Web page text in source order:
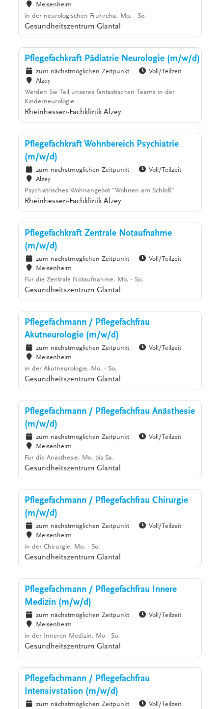
Meisenheim
in der neurologischen Frühreha. Mo. - So.
Gesundheitszentrum Glantal
Pflegefachkraft Pädiatrie Neurologie (m/w/d)
zum nächstmöglichen Zeitpunkt
Voll/Teilzeit
Alzey
Werden Sie Teil unseres fantastischen Teams in der
Kinderneurologie
Rheinhessen-Fachklinik Alzey
Pflegefachkraft Wohnbereich Psychiatrie
(m/w/d)
zum nächstmöglichen Zeitpunkt
Voll/Teilzeit
Alzey
Psychiatrisches Wohnangebot "Wohnen am Schloß"
Rheinhessen-Fachklinik Alzey
Pflegefachkraft Zentrale Notaufnahme
(m/w/d)
zum nächstmöglichen Zeitpunkt
Voll/Teilzeit
Meisenheim
Für die Zentrale Notaufnahme. Mo. - So.
Gesundheitszentrum Glantal
Pflegefachmann / Pflegefachfrau
Akutneurologie (m/w/d)
zum nächstmöglichen Zeitpunkt
Voll/Teilzeit
Meisenheim
in der Akutneurologie. Mo. - So.
Gesundheitszentrum Glantal
Pflegefachmann / Pflegefachfrau Anästhesie
(m/w/d)
zum nächstmöglichen Zeitpunkt
Voll/Teilzeit
Meisenheim
Für die Anästhesie. Mo. bis Sa.
Gesundheitszentrum Glantal
Pflegefachmann / Pflegefachfrau Chirurgie
(m/w/d)
zum nächstmöglichen Zeitpunkt
Voll/Teilzeit
Meisenheim
in der Chirurgie. Mo. - So.
Gesundheitszentrum Glantal
Pflegefachmann / Pflegefachfrau Innere
Medizin (m/w/d)
zum nächstmöglichen Zeitpunkt
Voll/Teilzeit
Meisenheim
in der Inneren Medizin. Mo - So.
Gesundheitszentrum Glantal
Pflegefachmann / Pflegefachfrau
Intensivstation (m/w/d)
zum nächstmöglichen Zeitpunkt
Voll/Teilzeit